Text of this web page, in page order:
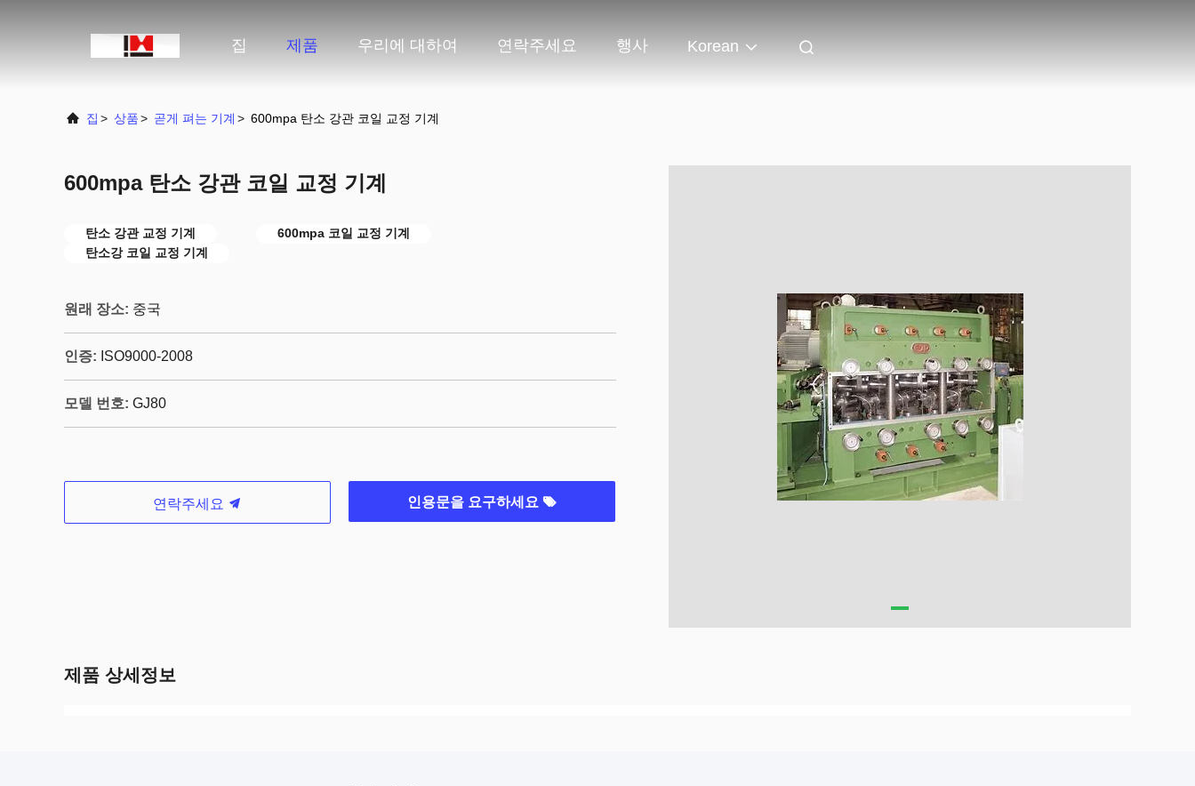
집 제품 우리에 대하여 연락주세요 행사 Korean
집 > 상품> 곧게 펴는 기계 > 600mpa 탄소 강관 코일 교정 기계
600mpa 탄소 강관 코일 교정 기계
탄소 강관 교정 기계
600mpa 코일 교정 기계
탄소강 코일 교정 기계
원래 장소: 중국
인증: ISO9000-2008
모델 번호: GJ80
연락주세요 인용문을 요구하세요
제품 상세정보